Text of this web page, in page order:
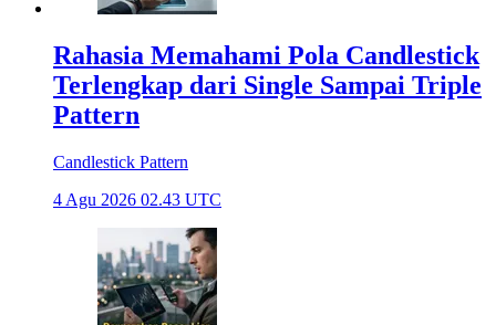
Rahasia Memahami Pola Candlestick
Terlengkap dari Single Sampai Triple
Pattern
Candlestick Pattern
4 Agu 2026 02.43 UTC